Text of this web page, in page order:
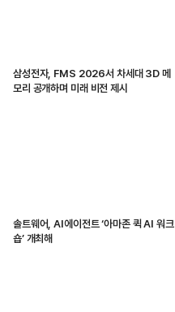
삼성전자, FMS 2026서 차세대 3D 메
모리 공개하며 미래 비전 제시
솔트웨어, AI에이전트 ‘아마존 퀵 AI 워크
숍’ 개최해